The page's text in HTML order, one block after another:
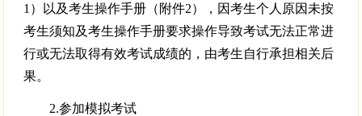
1）以及考生操作手册（附件2），因考生个人原因未按
考生须知及考生操作手册要求操作导致考试无法正常进
行或无法取得有效考试成绩的，由考生自行承担相关后
果。
2.参加模拟考试